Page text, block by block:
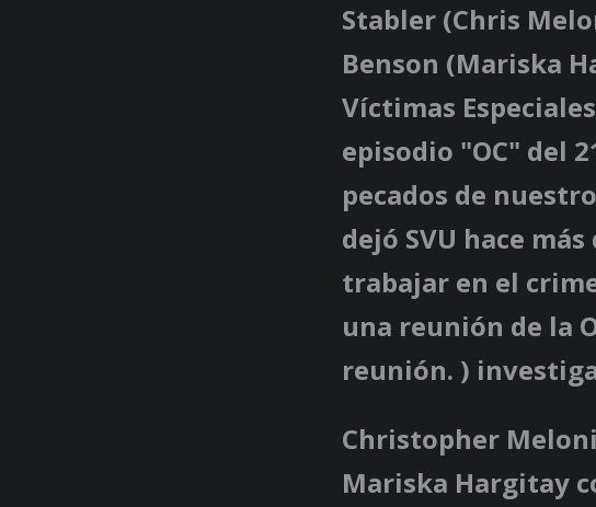
Stabler (Chris
Benson (Mariska
Víctimas
episodio "OC" del
pecados de
dejó SVU hace
trabajar en el
una reunión de la
reunión. )
Christopher
Mariska Hargitay